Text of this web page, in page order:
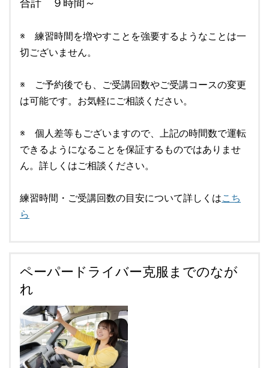
合計 ９時間～
※ 練習時間を増やすことを強要するようなことは一
切ございません。
※ ご予約後でも、ご受講回数やご受講コースの変更
は可能です。お気軽にご相談ください。
※ 個人差等もございますので、上記の時間数で運転
できるようになることを保証するものではありませ
ん。詳しくはご相談ください。
練習時間・ご受講回数の目安について詳しくはこち
ら
ペーパードライバー克服までのなが
れ